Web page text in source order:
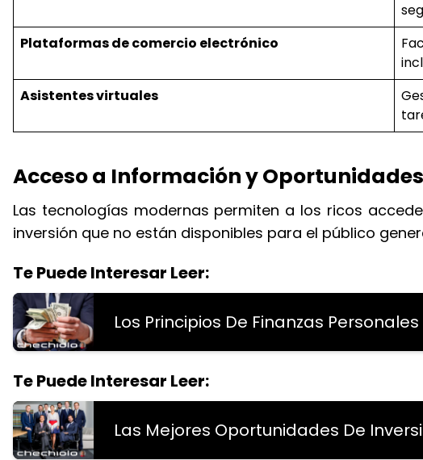
Plataformas de comercio electrónico
Asistentes virtuales
Acceso a Información y Oportunidades
Las tecnologías modernas permiten a los ricos
inversión que no están disponibles para el público
Te Puede Interesar Leer:
Los Principios De Finanzas
Te Puede Interesar Leer:
Las Mejores Oportunidades De